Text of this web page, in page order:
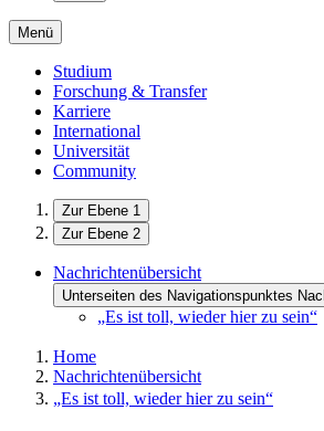
Menü
Studium
Forschung & Transfer
Karriere
International
Universität
Community
Zur Ebene 1
Zur Ebene 2
Nachrichtenübersicht
Unterseiten des Navigationspunktes
„Es ist toll, wieder hier zu sein“
Home
Nachrichtenübersicht
„Es ist toll, wieder hier zu sein“